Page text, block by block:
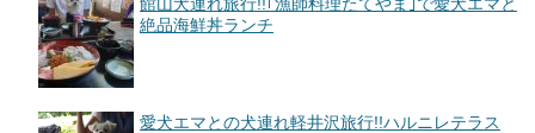
絶品海鮮丼ランチ
愛犬エマとの犬連れ軽井沢旅行!!ハルニレテラス